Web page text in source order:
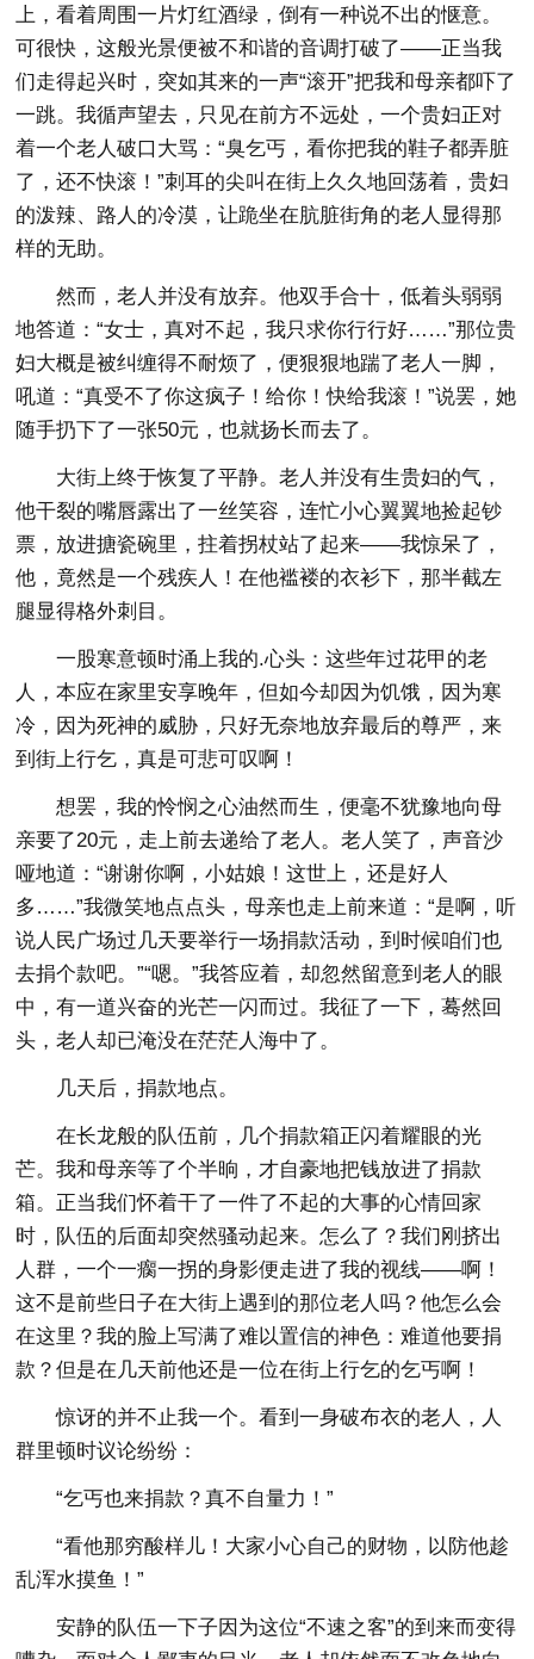
上，看着周围一片灯红酒绿，倒有一种说不出的惬意。
可很快，这般光景便被不和谐的音调打破了——正当我
们走得起兴时，突如其来的一声“滚开”把我和母亲都吓了
一跳。我循声望去，只见在前方不远处，一个贵妇正对
着一个老人破口大骂：“臭乞丐，看你把我的鞋子都弄脏
了，还不快滚！”刺耳的尖叫在街上久久地回荡着，贵妇
的泼辣、路人的冷漠，让跪坐在肮脏街角的老人显得那
样的无助。
然而，老人并没有放弃。他双手合十，低着头弱弱
地答道：“女士，真对不起，我只求你行行好……”那位贵
妇大概是被纠缠得不耐烦了，便狠狠地踹了老人一脚，
吼道：“真受不了你这疯子！给你！快给我滚！”说罢，她
随手扔下了一张50元，也就扬长而去了。
大街上终于恢复了平静。老人并没有生贵妇的气，
他干裂的嘴唇露出了一丝笑容，连忙小心翼翼地捡起钞
票，放进搪瓷碗里，拄着拐杖站了起来——我惊呆了，
他，竟然是一个残疾人！在他褴褛的衣衫下，那半截左
腿显得格外刺目。
一股寒意顿时涌上我的.心头：这些年过花甲的老
人，本应在家里安享晚年，但如今却因为饥饿，因为寒
冷，因为死神的威胁，只好无奈地放弃最后的尊严，来
到街上行乞，真是可悲可叹啊！
想罢，我的怜悯之心油然而生，便毫不犹豫地向母
亲要了20元，走上前去递给了老人。老人笑了，声音沙
哑地道：“谢谢你啊，小姑娘！这世上，还是好人
多……”我微笑地点点头，母亲也走上前来道：“是啊，听
说人民广场过几天要举行一场捐款活动，到时候咱们也
去捐个款吧。”“嗯。”我答应着，却忽然留意到老人的眼
中，有一道兴奋的光芒一闪而过。我征了一下，蓦然回
头，老人却已淹没在茫茫人海中了。
几天后，捐款地点。
在长龙般的队伍前，几个捐款箱正闪着耀眼的光
芒。我和母亲等了个半晌，才自豪地把钱放进了捐款
箱。正当我们怀着干了一件了不起的大事的心情回家
时，队伍的后面却突然骚动起来。怎么了？我们刚挤出
人群，一个一瘸一拐的身影便走进了我的视线——啊！
这不是前些日子在大街上遇到的那位老人吗？他怎么会
在这里？我的脸上写满了难以置信的神色：难道他要捐
款？但是在几天前他还是一位在街上行乞的乞丐啊！
惊讶的并不止我一个。看到一身破布衣的老人，人
群里顿时议论纷纷：
“乞丐也来捐款？真不自量力！”
“看他那穷酸样儿！大家小心自己的财物，以防他趁
乱浑水摸鱼！”
安静的队伍一下子因为这位“不速之客”的到来而变得